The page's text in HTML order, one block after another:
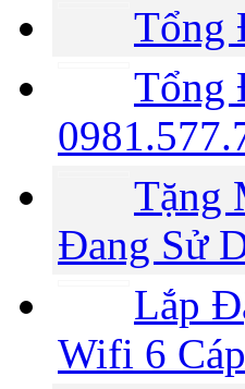
Tổng
Tổng
Tặng
Đang Sử
Lắp
Wifi 6